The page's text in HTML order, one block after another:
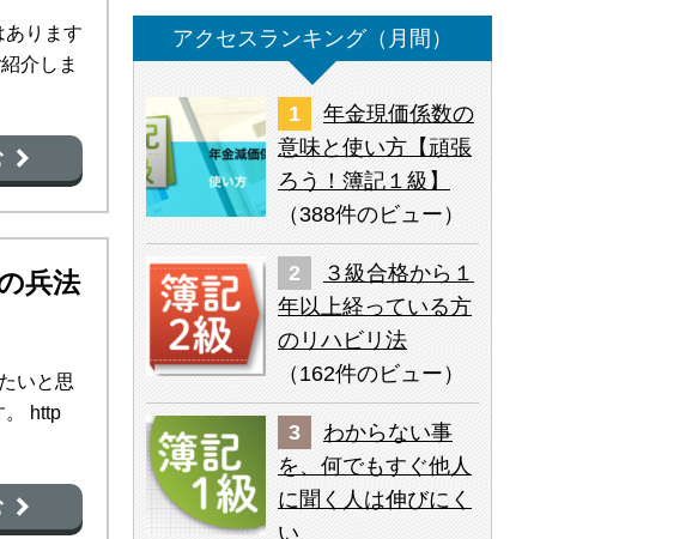
あります
介しま
兵法
いと思
。 http
アクセスランキング（月間）
年金現価係数の
意味と使い方【頑張
ろう！簿記１級】
（388件のビュー ）
３級合格から１
年以上経っている方
のリハビリ法
（ 162件のビュー）
わからない事
を、何でもすぐ他人
に聞く人は伸びにく
い